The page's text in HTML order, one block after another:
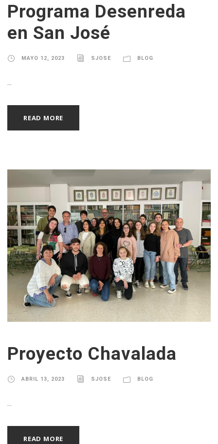
Programa Desenreda
en San José
MAYO 12, 2023 SJOSE BLOG
...
READ MORE
Proyecto Chavalada
ABRIL 13, 2023 SJOSE BLOG
...
READ MORE